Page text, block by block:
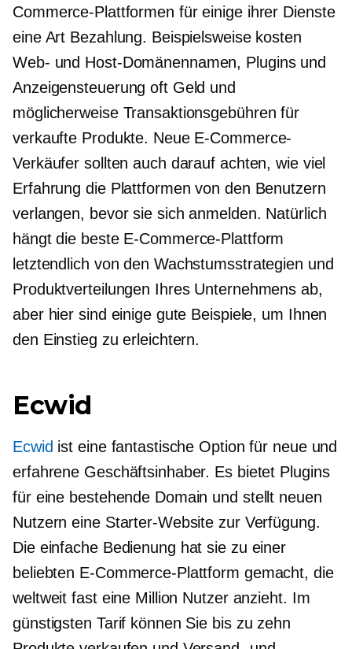
Commerce-Plattformen für einige ihrer Dienste
eine Art Bezahlung. Beispielsweise kosten
Web- und Host-Domänennamen, Plugins und
Anzeigensteuerung oft Geld und
möglicherweise Transaktionsgebühren für
verkaufte Produkte. Neue E-Commerce-
Verkäufer sollten auch darauf achten, wie viel
Erfahrung die Plattformen von den Benutzern
verlangen, bevor sie sich anmelden. Natürlich
hängt die beste E-Commerce-Plattform
letztendlich von den Wachstumsstrategien und
Produktverteilungen Ihres Unternehmens ab,
aber hier sind einige gute Beispiele, um Ihnen
den Einstieg zu erleichtern.
Ecwid
Ecwid ist eine fantastische Option für neue und
erfahrene Geschäftsinhaber. Es bietet Plugins
für eine bestehende Domain und stellt neuen
Nutzern eine Starter-Website zur Verfügung.
Die einfache Bedienung hat sie zu einer
beliebten E-Commerce-Plattform gemacht, die
weltweit fast eine Million Nutzer anzieht. Im
günstigsten Tarif können Sie bis zu zehn